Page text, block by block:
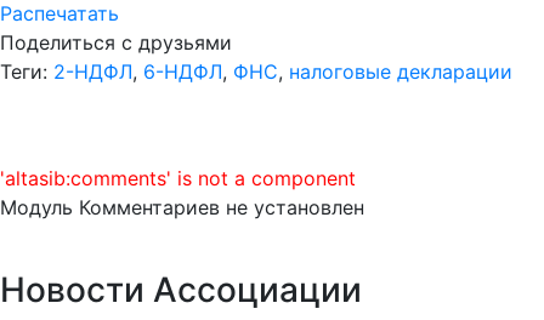
Распечатать
Поделиться с друзьями
Теги: 2-НДФЛ, 6-НДФЛ, ФНС, налоговые декларации
'altasib:comments' is not a component
Модуль Комментариев не установлен
Новости Ассоциации